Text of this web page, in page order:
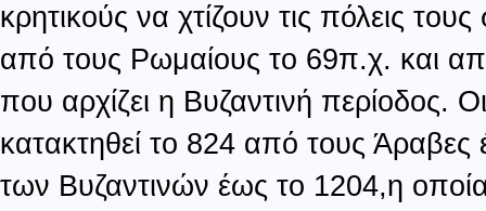
κρητικούς να χτίζουν τις πόλεις
από τους Ρωμαίους το 69π.χ. και
που αρχίζει η Βυζαντινή περίοδος.
κατακτηθεί το 824 από τους
των Βυζαντινών έως το 1204,η